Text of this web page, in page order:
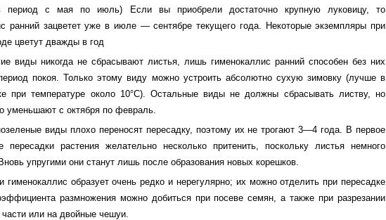
с мая по июль) Если вы приобрели достаточно крупную луковицу, то
ранний зацветет уже в июле — сентябре текущего года. Некоторые экземпляры при
цветут дважды в год
виды никогда не сбрасывают листья, лишь гименокаллис ран­ний способен без них
покоя. Только этому виду мож­но устроить абсолютно сухую зимовку (лучше в
при тем­пературе около 10°С). Остальные виды не должны сбрасывать листву, но
уменьшают с октября по февраль.
виды плохо переносят пересадку, поэтому их не трога­ют 3—4 года. В первое
пересадки растения желательно не­сколько притенить, поскольку листья немного
упру­гими они станут лишь после образования новых корешков.
гименокаллис образует очень редко и нерегулярно; их можно отделить при пересадке
размножения можно добиться при посеве семян, а также при разрезании
или на двойные чешуи.